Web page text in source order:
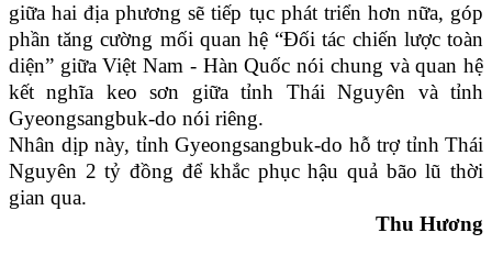
giữa hai địa phương sẽ tiếp tục phát triển hơn nữa, góp
phần tăng cường mối quan hệ “Đối tác chiến lược toàn
diện” giữa Việt Nam - Hàn Quốc nói chung và quan hệ
kết nghĩa keo sơn giữa tỉnh Thái Nguyên và tỉnh
Gyeongsangbuk-do nói riêng.
Nhân dịp này, tỉnh Gyeongsangbuk-do hỗ trợ tỉnh Thái
Nguyên 2 tỷ đồng để khắc phục hậu quả bão lũ thời
gian qua.
Thu Hương